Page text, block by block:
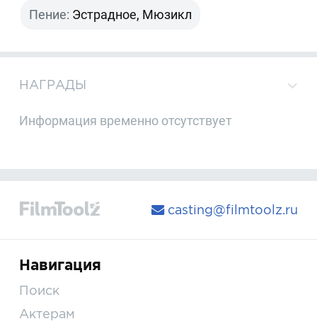
Пение: Эстрадное, Мюзикл
НАГРАДЫ
Информация временно отсутствует
casting@filmtoolz.ru
Навигация
Поиск
Актерам